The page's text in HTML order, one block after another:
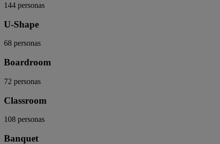
144 personas
U-Shape
68 personas
Boardroom
72 personas
Classroom
108 personas
Banquet